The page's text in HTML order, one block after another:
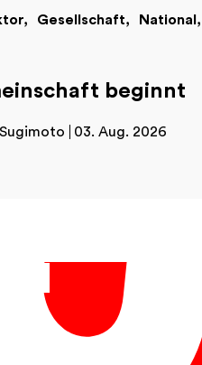
Gesellschaft
National
beginnt
03. Aug. 2026